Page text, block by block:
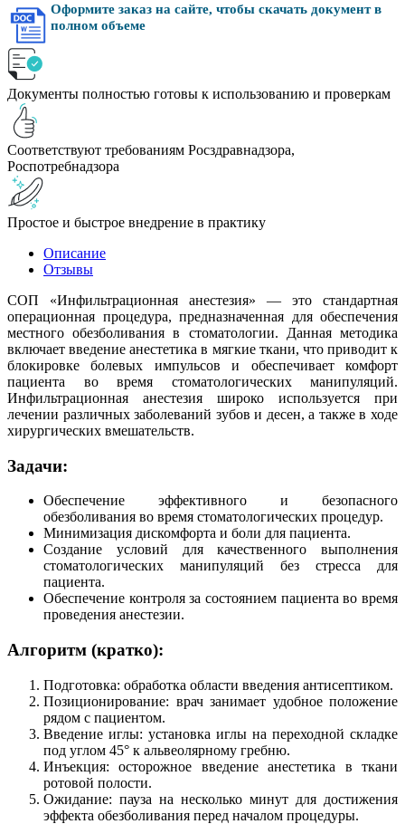
Оформите заказ на сайте, чтобы скачать документ в
полном объеме
Документы полностью готовы к использованию и проверкам
Соответствуют требованиям Росздравнадзора,
Роспотребнадзора
Простое и быстрое внедрение в практику
Описание
Отзывы
СОП «Инфильтрационная анестезия» — это стандартная
операционная процедура, предназначенная для обеспечения
местного обезболивания в стоматологии. Данная методика
включает введение анестетика в мягкие ткани, что приводит к
блокировке болевых импульсов и обеспечивает комфорт
пациента во время стоматологических манипуляций.
Инфильтрационная анестезия широко используется при
лечении различных заболеваний зубов и десен, а также в ходе
хирургических вмешательств.
Задачи:
Обеспечение эффективного и безопасного
обезболивания во время стоматологических процедур.
Минимизация дискомфорта и боли для пациента.
Создание условий для качественного выполнения
стоматологических манипуляций без стресса для
пациента.
Обеспечение контроля за состоянием пациента во время
проведения анестезии.
Алгоритм (кратко):
Подготовка: обработка области введения антисептиком.
Позиционирование: врач занимает удобное положение
рядом с пациентом.
Введение иглы: установка иглы на переходной складке
под углом 45° к альвеолярному гребню.
Инъекция: осторожное введение анестетика в ткани
ротовой полости.
Ожидание: пауза на несколько минут для достижения
эффекта обезболивания перед началом процедуры.